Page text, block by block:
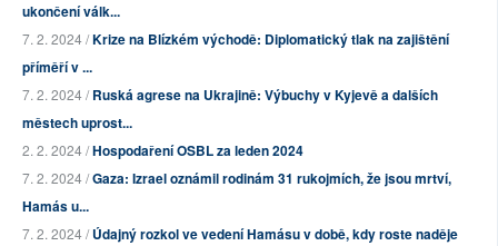
ukončení válk...
7. 2. 2024 /Krize na Blízkém východě: Diplomatický tlak na zajištění
příměří v ...
7. 2. 2024 /Ruská agrese na Ukrajině: Výbuchy v Kyjevě a dalších
městech uprost...
2. 2. 2024 /Hospodaření OSBL za leden 2024
7. 2. 2024 /Gaza: Izrael oznámil rodinám 31 rukojmích, že jsou mrtví,
Hamás u...
7. 2. 2024 /Údajný rozkol ve vedení Hamásu v době, kdy roste naděje